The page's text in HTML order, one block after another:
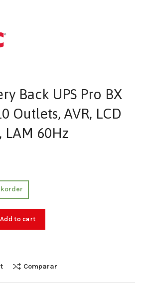
Back UPS Pro BX
Outlets, AVR, LCD
60Hz
Add to cart
Comparar